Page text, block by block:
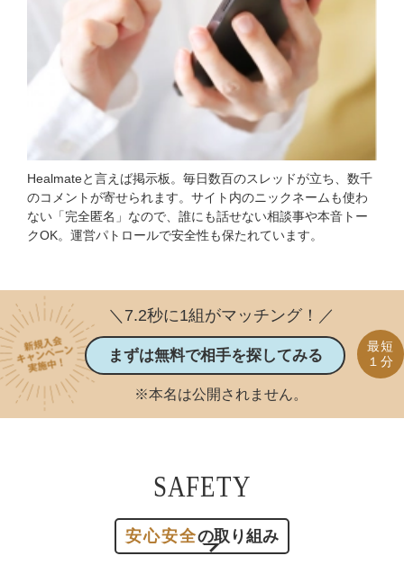
Healmateと言えば掲示板。毎日数百のスレッドが立ち、数千
のコメントが寄せられます。サイト内のニックネームも使わ
ない「完全匿名」なので、誰にも話せない相談事や本音トー
クOK。運営パトロールで安全性も保たれています。
＼7.2秒に1組がマッチング！／
まずは無料で相手を探してみる
※本名は公開されません。
最短
１分
SAFETY
安心安全の取り組み